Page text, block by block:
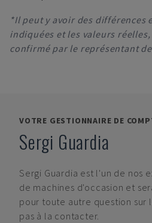
*Il peut y avoir des différences
indiquées et les valeurs
confirmé par le représentant
VOTRE GESTIONNAIRE DE
Sergi Guardia
Sergi Guardia est l'un de nos
de machines d'occasion et
pour toute autre question sur
pas à la contacter.